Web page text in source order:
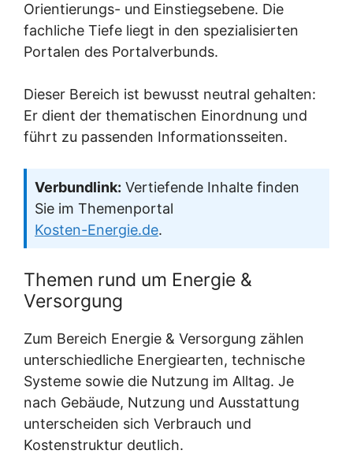
Orientierungs- und Einstiegsebene. Die
fachliche Tiefe liegt in den spezialisierten
Portalen des Portalverbunds.
Dieser Bereich ist bewusst neutral gehalten:
Er dient der thematischen Einordnung und
führt zu passenden Informationsseiten.
Verbundlink: Vertiefende Inhalte finden
Sie im Themenportal
Kosten-Energie.de.
Themen rund um Energie &
Versorgung
Zum Bereich Energie & Versorgung zählen
unterschiedliche Energiearten, technische
Systeme sowie die Nutzung im Alltag. Je
nach Gebäude, Nutzung und Ausstattung
unterscheiden sich Verbrauch und
Kostenstruktur deutlich.